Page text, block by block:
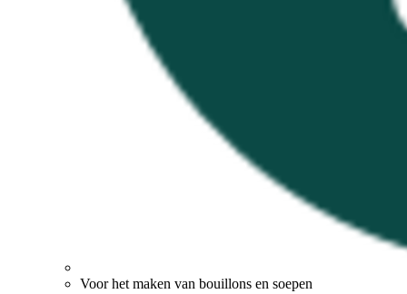
Voor het maken van bouillons en soepen